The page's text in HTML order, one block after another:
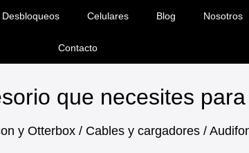
Desbloqueos Celulares Blog Nosotros
Contacto
que necesites
y Otterbox / Cables y cargadores /